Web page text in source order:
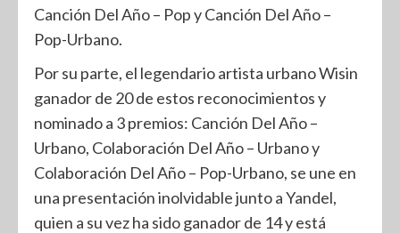
Canción Del Año – Pop y Canción Del Año –
Pop-Urbano.
Por su parte, el legendario artista urbano Wisin
ganador de 20 de estos reconocimientos y
nominado a 3 premios: Canción Del Año –
Urbano, Colaboración Del Año – Urbano y
Colaboración Del Año – Pop-Urbano, se une en
una presentación inolvidable junto a Yandel,
quien a su vez ha sido ganador de 14 y está